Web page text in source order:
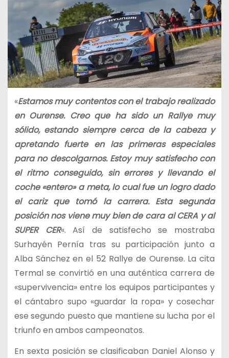
«Estamos muy contentos con el trabajo realizado
en Ourense. Creo que ha sido un Rallye muy
sólido, estando siempre cerca de la cabeza y
apretando fuerte en las primeras especiales
para no descolgarnos. Estoy muy satisfecho con
el ritmo conseguido, sin errores y llevando el
coche «entero» a meta, lo cual fue un logro dado
el cariz que tomó la carrera. Esta segunda
posición nos viene muy bien de cara al CERA y al
SUPER CER«. Así de satisfecho se mostraba
Surhayén Pernía tras su participación junto a
Alba Sánchez en el 52 Rallye de Ourense. La cita
Termal se convirtió en una auténtica carrera de
«supervivencia» entre los equipos participantes y
el cántabro supo «guardar la ropa» y cosechar
ese segundo puesto que mantiene su lucha por el
triunfo en ambos campeonatos.
En sexta posición se clasificaban Daniel Alonso y